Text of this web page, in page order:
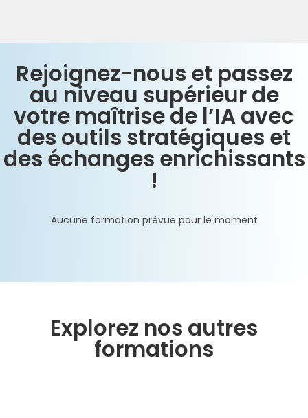
Rejoignez-nous et passez
au niveau supérieur de
votre maîtrise de l’IA avec
des outils stratégiques et
des échanges enrichissants
!
Aucune formation prévue pour le moment
Explorez nos autres
formations